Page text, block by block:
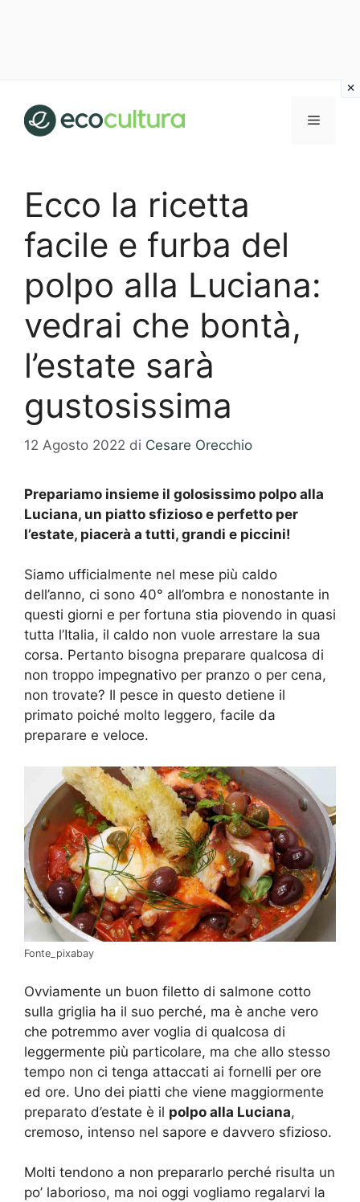
contenuto
MENU
Ecco la ricetta
facile e furba del
polpo alla Luciana:
vedrai che bontà,
l’estate sarà
gustosissima
12 Agosto 2022 di Cesare Orecchio
Prepariamo insieme il golosissimo polpo alla
Luciana, un piatto sfizioso e perfetto per
l’estate, piacerà a tutti, grandi e piccini!
Siamo ufficialmente nel mese più caldo
dell’anno, ci sono 40° all’ombra e nonostante in
questi giorni e per fortuna stia piovendo in quasi
tutta l’Italia, il caldo non vuole arrestare la sua
corsa. Pertanto bisogna preparare qualcosa di
non troppo impegnativo per pranzo o per cena,
non trovate? Il pesce in questo detiene il
primato poiché molto leggero, facile da
preparare e veloce.
Fonte_pixabay
Ovviamente un buon filetto di salmone cotto
sulla griglia ha il suo perché, ma è anche vero
che potremmo aver voglia di qualcosa di
leggermente più particolare, ma che allo stesso
tempo non ci tenga attaccati ai fornelli per ore
ed ore. Uno dei piatti che viene maggiormente
preparato d’estate è il polpo alla Luciana,
cremoso, intenso nel sapore e davvero sfizioso.
Molti tendono a non prepararlo perché risulta un
po’ laborioso, ma noi oggi vogliamo regalarvi la